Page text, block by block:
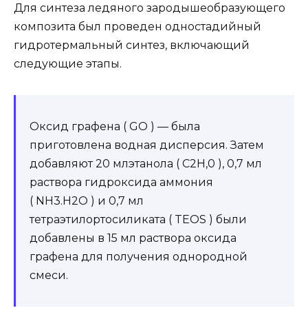
Для синтеза ледяного зародышеобразующего
композита был проведен одностадийный
гидротермальный синтез, включающий
следующие этапы.
Оксид графена ( GO ) — была
приготовлена водная дисперсия. Затем
добавляют 20 млэтанола ( C2H,0 ), 0,7 мл
раствора гидроксида аммония
( NH3.H2O ) и 0,7 мл
тетраэтилортосиликата ( TEOS ) были
добавлены в 15 мл раствора оксида
графена для получения однородной
смеси.